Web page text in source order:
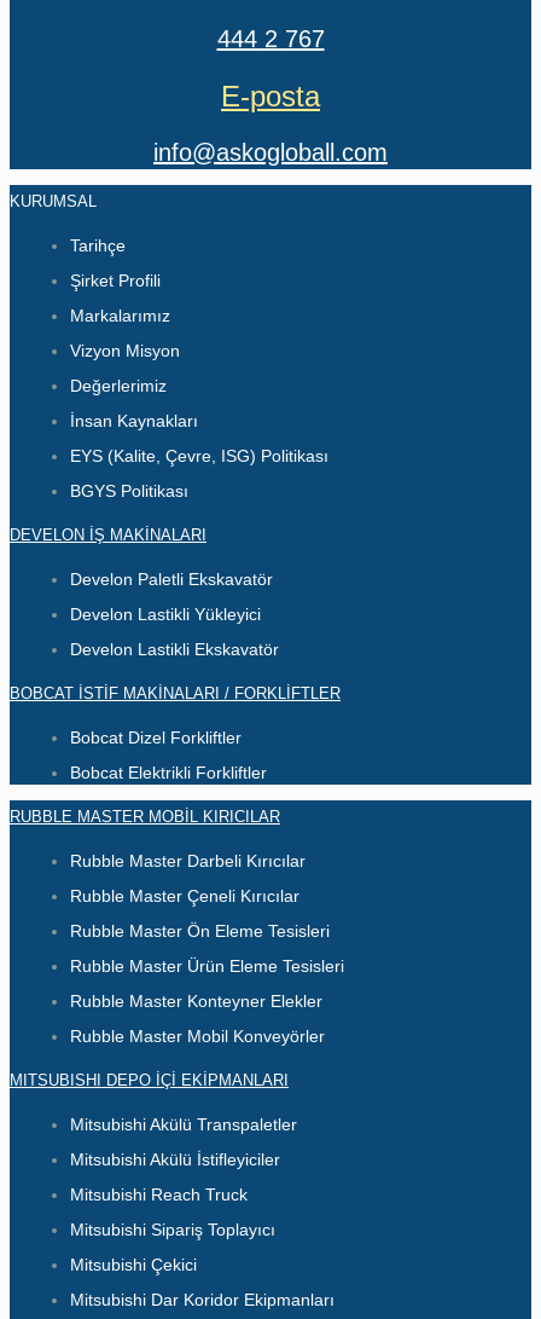
444 2 767
E-posta
info@askogloball.com
KURUMSAL
Tarihçe
Şirket Profili
Markalarımız
Vizyon Misyon
Değerlerimiz
İnsan Kaynakları
EYS (Kalite, Çevre, ISG) Politikası
BGYS Politikası
DEVELON İŞ MAKİNALARI
Develon Paletli Ekskavatör
Develon Lastikli Yükleyici
Develon Lastikli Ekskavatör
BOBCAT İSTİF MAKİNALARI / FORKLİFTLER
Bobcat Dizel Forkliftler
Bobcat Elektrikli Forkliftler
RUBBLE MASTER MOBIL KIRICILAR
Rubble Master Darbeli Kırıcılar
Rubble Master Çeneli Kırıcılar
Rubble Master Ön Eleme Tesisleri
Rubble Master Ürün Eleme Tesisleri
Rubble Master Konteyner Elekler
Rubble Master Mobil Konveyörler
MITSUBISHI DEPO İÇI EKIPMANLARI
Mitsubishi Akülü Transpaletler
Mitsubishi Akülü İstifleyiciler
Mitsubishi Reach Truck
Mitsubishi Sipariş Toplayıcı
Mitsubishi Çekici
Mitsubishi Dar Koridor Ekipmanları